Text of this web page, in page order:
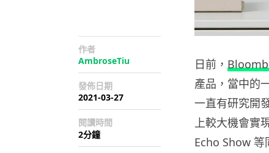
作者
AmbroseTiu
發佈日期
2021-03-27
閱讀時間
2分鐘
日前，
產品，當中的
一直有研究開
上較大機會實
Echo Show 等